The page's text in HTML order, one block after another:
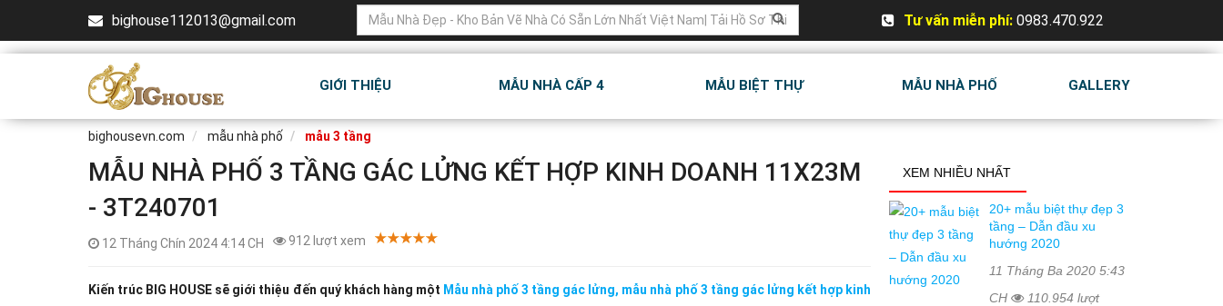
bighouse112013@gmail.com Tư vấn miễn phí: 0983.470.922
GIỚI THIỆU MẪU NHÀ CẤP 4 MẪU BIỆT THỰ MẪU NHÀ PHỐ GALLERY
bighousevn.com mẫu nhà phố mẫu 3 tầng
MẪU NHÀ PHỐ 3 TẦNG GÁC LỬNG KẾT HỢP KINH DOANH 11X23M
- 3T240701
12 Tháng Chín 2024 4:14 CH 912 lượt xem
Kiến trúc BIG HOUSE sẽ giới thiệu đến quý khách hàng một Mẫu nhà phố 3 tầng gác lửng, mẫu nhà phố 3 tầng gác lửng kết hợp kinh
XEM NHIỀU NHẤT
20+ mẫu biệt thự đẹp 3
tầng – Dẫn đầu xu
hướng 2020
11 Tháng Ba 2020 5:43
CH
110.954 lượt